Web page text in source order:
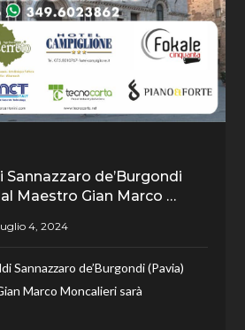
Sannazzaro de’Burgondi
Maestro Gian Marco …
Sannazzaro de’Burgondi (Pavia)
Marco Moncalieri sarà